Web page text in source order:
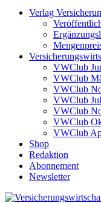
Verlag
VWClub
VWClub
VWClub
VWClub
VWClub
VWClub
VWClub
Shop
Redaktion
Abonnement
Newsletter